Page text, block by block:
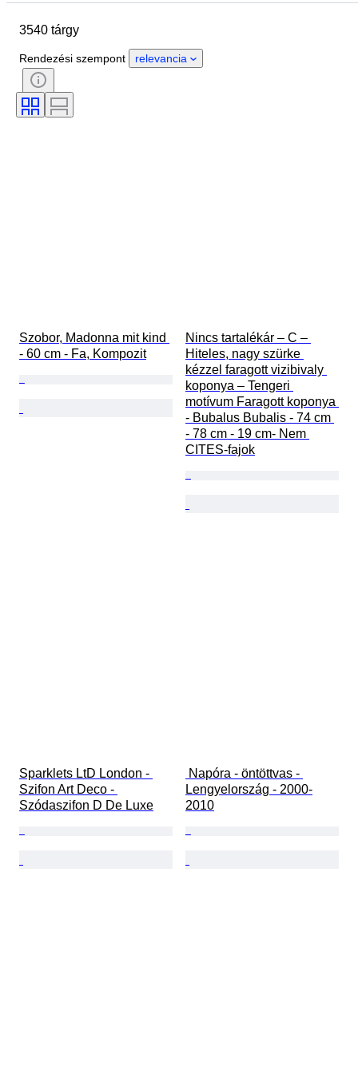
Country of origin
Állapot
Tanúsítvány
Stílus
Technika
Óraszerkezet
3540 tárgy
Rendezési szempont relevancia
Szobor, Madonna mit kind
- 60 cm - Fa, Kompozit
Nincs tartalékár – C –
Hiteles, nagy szürke
kézzel faragott vizibivaly
koponya – Tengeri
motívum Faragott koponya
- Bubalus Bubalis - 74 cm
- 78 cm - 19 cm- Nem
CITES-fajok
Sparklets LtD London -
Szifon Art Deco -
Szódaszifon D De Luxe
Lengyelország - 2000-
2010